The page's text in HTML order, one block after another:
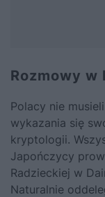
Rozmowy w
Polacy nie
wykazania się
kryptologii.
Japończycy
Radzieckiej w
Naturalnie